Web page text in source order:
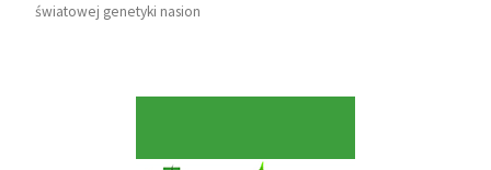
światowej genetyki nasion